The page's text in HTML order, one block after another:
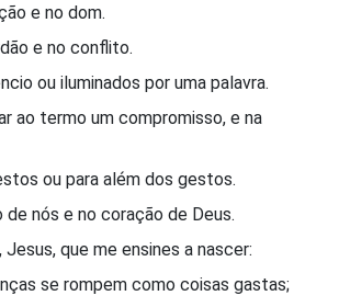
e no dom.
e no conflito.
ou iluminados por uma palavra.
ao termo um compromisso, e na
ou para além dos gestos.
nós e no coração de Deus.
que me ensines a nascer:
se rompem como coisas gastas;